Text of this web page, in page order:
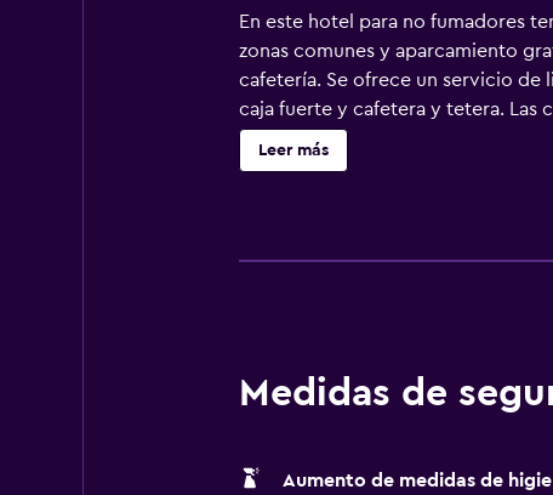
En este hotel para no fumadores
zonas comunes y aparcamiento
cafetería. Se ofrece un servicio de
caja fuerte y cafetera y tetera. Las
pantalla plana de 37 pulgadas con
personal gratuitos y secador de
Leer más
Medidas de
Aumento de medidas de